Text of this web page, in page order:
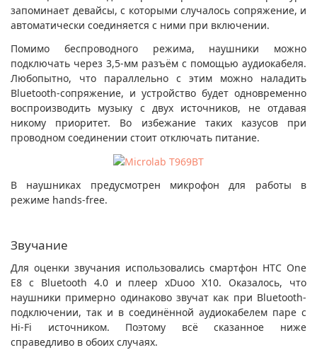
запоминает девайсы, с которыми случалось сопряжение, и
автоматически соединяется с ними при включении.
Помимо беспроводного режима, наушники можно
подключать через 3,5-мм разъём с помощью аудиокабеля.
Любопытно, что параллельно с этим можно наладить
Bluetooth-сопряжение, и устройство будет одновременно
воспроизводить музыку с двух источников, не отдавая
никому приоритет. Во избежание таких казусов при
проводном соединении стоит отключать питание.
В наушниках предусмотрен микрофон для работы в
режиме hands-free.
Звучание
Для оценки звучания использовались смартфон HTC One
E8 с Bluetooth 4.0 и плеер xDuoo X10. Оказалось, что
наушники примерно одинаково звучат как при Bluetooth-
подключении, так и в соединённой аудиокабелем паре с
Hi-Fi источником. Поэтому всё сказанное ниже
справедливо в обоих случаях.